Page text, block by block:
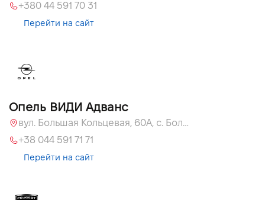
+380 44 591 70 31
Перейти на сайт
Опель ВИДИ Адванс
вул. Большая Кольцевая, 60А, с. Большая Кольцевая
+38 044 591 71 71
Перейти на сайт